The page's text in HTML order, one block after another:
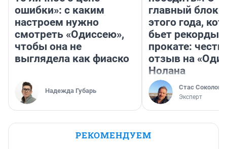
ошибки»: с каким
настроем нужно
смотреть «Одиссею»,
чтобы она не
выглядела как фиаско
Надежда Губарь
главный
этого года,
бьет рекорды в
прокате:
отзыв на
Нолана
Стас Соколов
Эксперт
РЕКОМЕНДУЕМ